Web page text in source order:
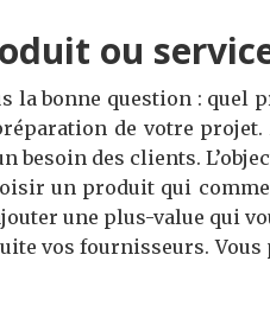
ou
la bonne question : quel
de votre
besoin des clients.
un produit qui
une plus-value qui
vos fournisseurs.